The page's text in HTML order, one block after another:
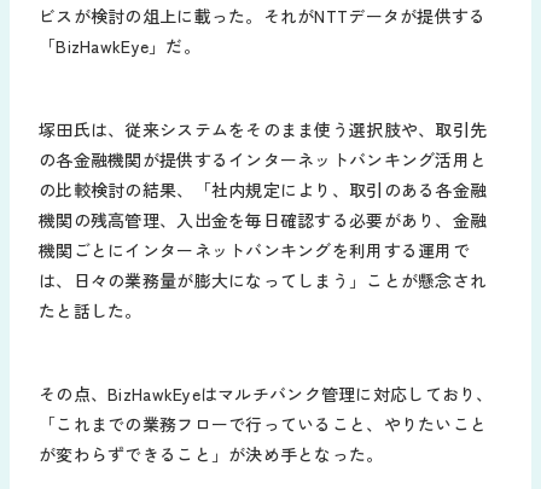
ビスが検討の俎上に載った。それがNTTデータが提供する
「BizHawkEye」だ。
塚田氏は、従来システムをそのまま使う選択肢や、取引先
の各金融機関が提供するインターネットバンキング活用と
の比較検討の結果、「社内規定により、取引のある各金融
機関の残高管理、入出金を毎日確認する必要があり、金融
機関ごとにインターネットバンキングを利用する運用で
は、日々の業務量が膨大になってしまう」ことが懸念され
たと話した。
その点、BizHawkEyeはマルチバンク管理に対応しており、
「これまでの業務フローで行っていること、やりたいこと
が変わらずできること」が決め手となった。